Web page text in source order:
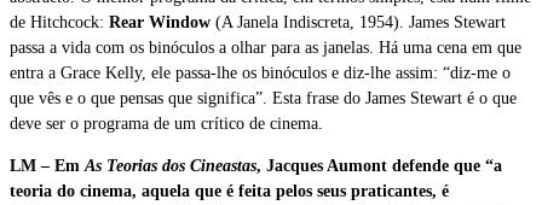
de Hitchcock: Rear Window (A Janela Indiscreta, 1954). James Stewart
passa a vida com os binóculos a olhar para as janelas. Há uma cena em que
entra a Grace Kelly, ele passa-lhe os binóculos e diz-lhe assim: “diz-me o
que vês e o que pensas que significa”. Esta frase do James Stewart é o que
deve ser o programa de um crítico de cinema.
LM – Em As Teorias dos Cineastas, Jacques Aumont defende que “a
teoria do cinema, aquela que é feita pelos seus praticantes, é